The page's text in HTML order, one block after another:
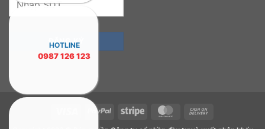
PayPal Stripe MasterCard
HOTLINE
0987 126 123